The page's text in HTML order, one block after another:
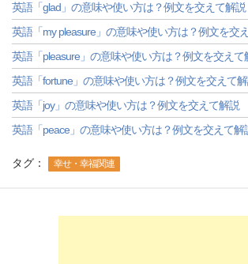
英語「glad」の意味や使い方は？例文を交えて解説
英語「my pleasure」の意味や使い方は？例文を交
英語「pleasure」の意味や使い方は？例文を交えて
英語「fortune」の意味や使い方は？例文を交えて
英語「joy」の意味や使い方は？例文を交えて解説
英語「peace」の意味や使い方は？例文を交えて解
タグ： 幸せ・幸福関連